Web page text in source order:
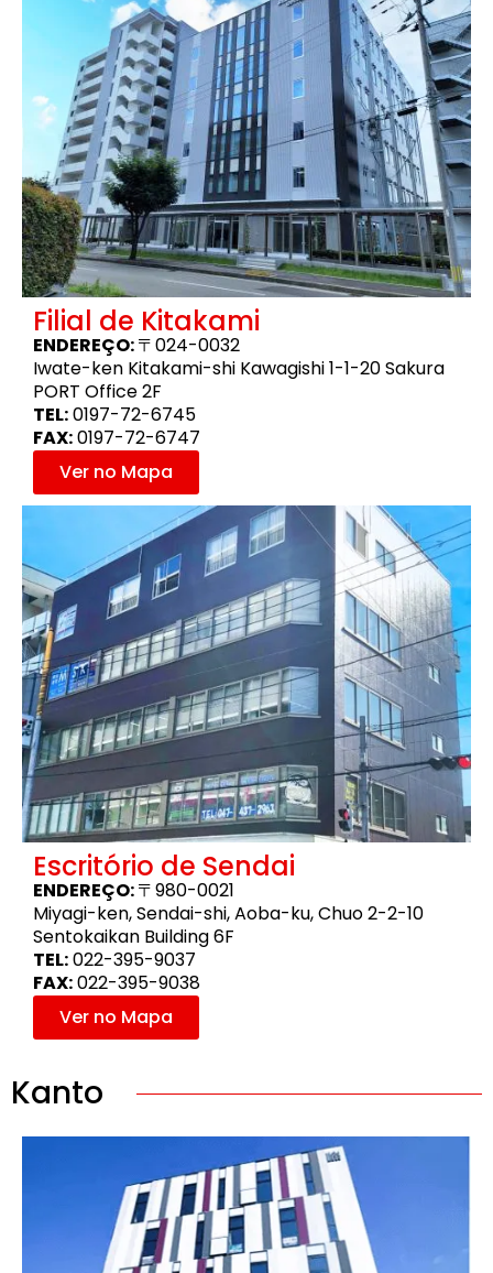
Filial de Kitakami
ENDEREÇO:〒024-0032
Iwate-ken Kitakami-shi Kawagishi 1-1-20 Sakura
PORT Office 2F
TEL:0197-72-6745
FAX:0197-72-6747
Ver no Mapa
Escritório de Sendai
ENDEREÇO:〒980-0021
Miyagi-ken, Sendai-shi, Aoba-ku, Chuo 2-2-10
Sentokaikan Building 6F
TEL:022-395-9037
FAX:022-395-9038
Ver no Mapa
Kanto